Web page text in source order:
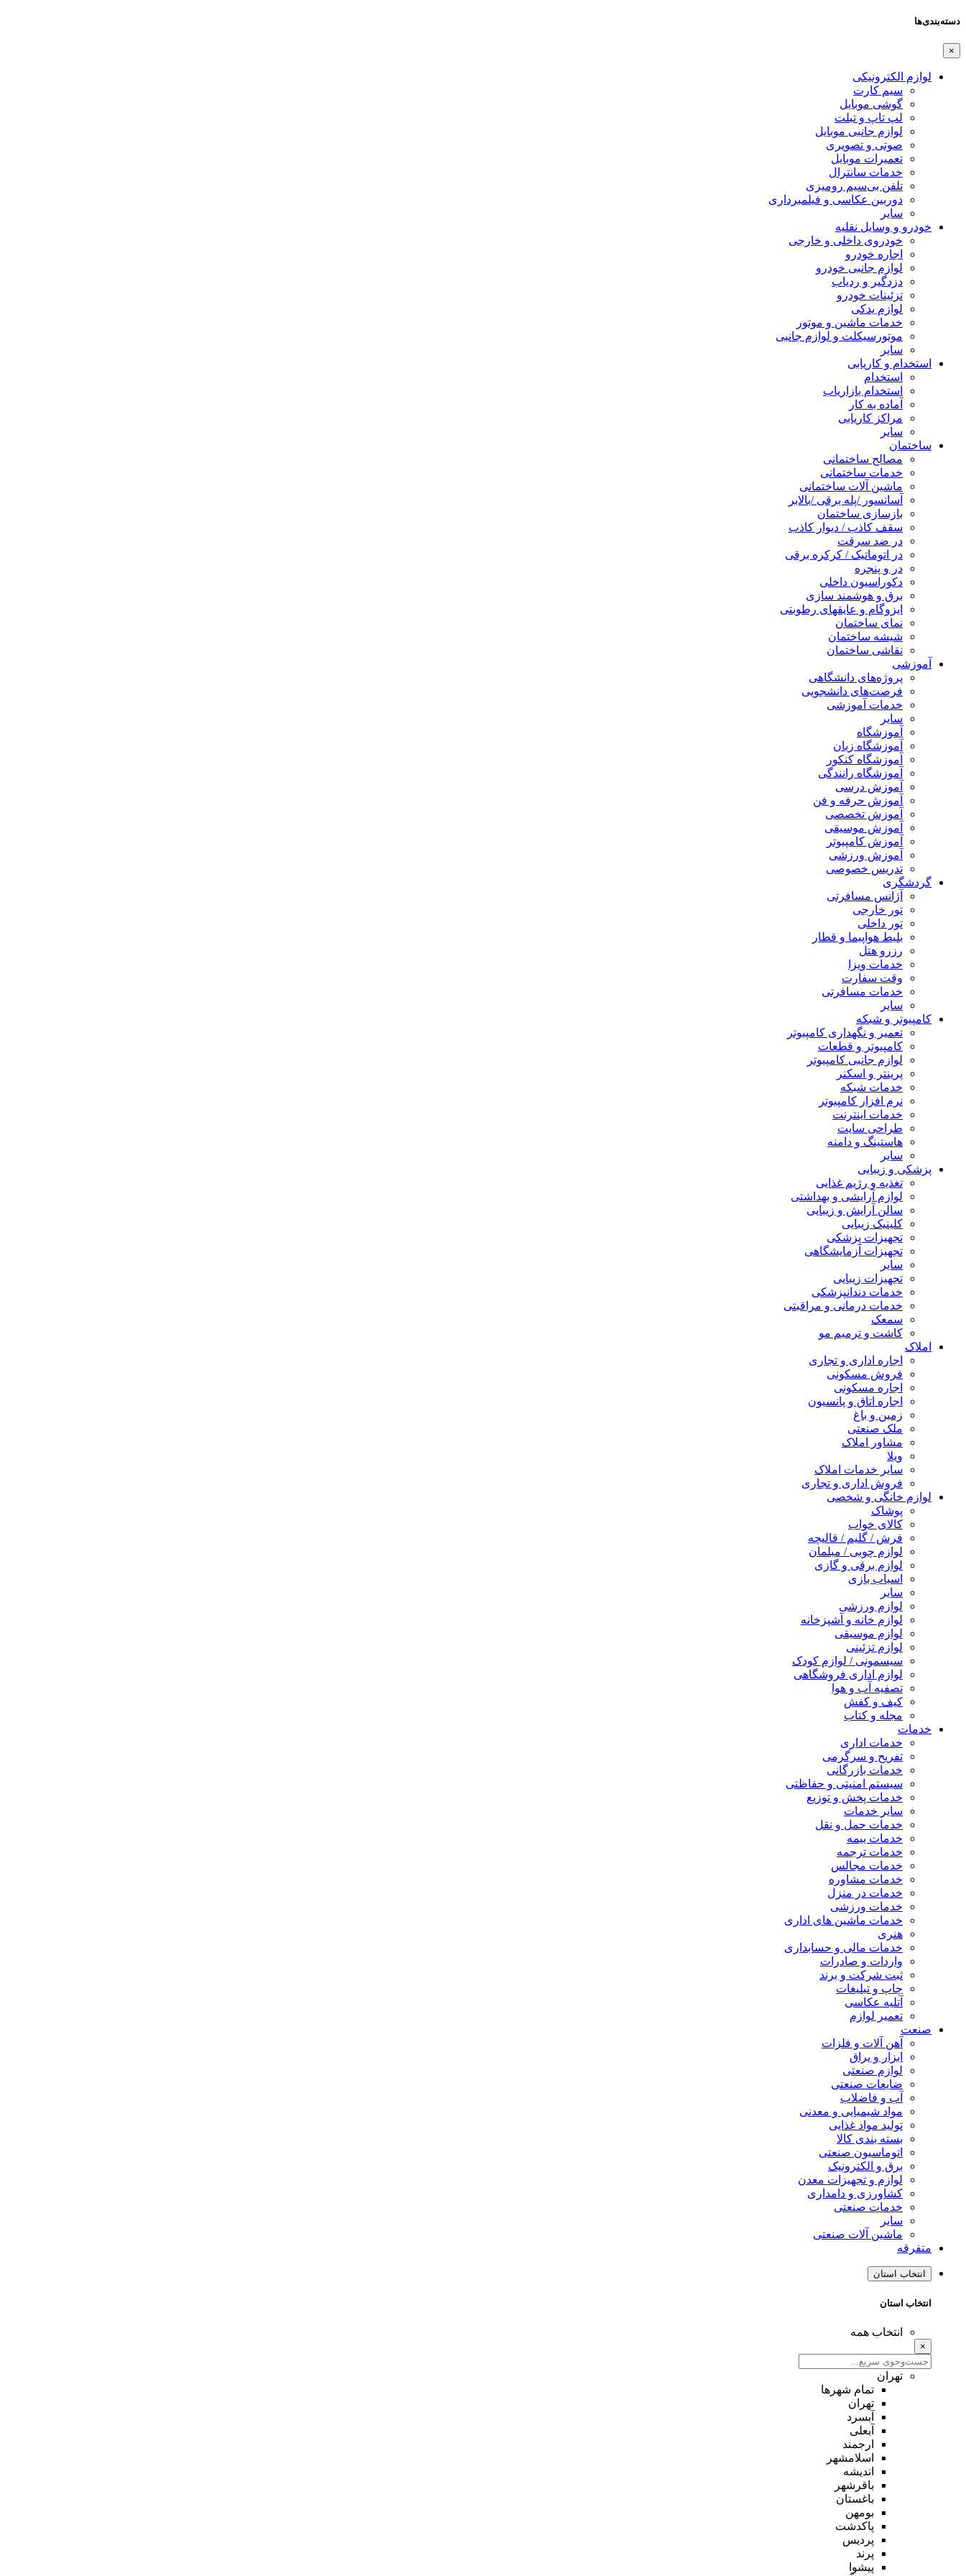
دسته‌بندی‌ها
×
لوازم الکترونیکی
سیم کارت
گوشی موبایل
لپ تاپ و تبلت
لوازم جانبی موبایل
صوتی و تصویری
تعمیرات موبایل
خدمات سانترال
تلفن بی‌سیم رومیزی
دوربین عکاسی و فیلمبرداری
سایر
خودرو و وسایل نقلیه
خودروی داخلی و خارجی
اجاره خودرو
لوازم جانبی خودرو
دزدگیر و ردیاب
تزئینات خودرو
لوازم یدکی
خدمات ماشین و موتور
موتورسیکلت و لوازم جانبی
سایر
استخدام و کاریابی
استخدام
استخدام بازاریاب
آماده به کار
مراکز کاریابی
سایر
ساختمان
مصالح ساختمانی
خدمات ساختمانی
ماشین آلات ساختمانی
آسانسور /پله برقی /بالابر
بازسازی ساختمان
سقف کاذب / دیوار کاذب
در ضد سرقت
در اتوماتیک / کرکره برقی
در و پنجره
دکوراسیون داخلی
برق و هوشمند سازی
ایزوگام و عایقهای رطوبتی
نمای ساختمان
شیشه ساختمان
نقاشی ساختمان
آموزشی
پروژه‌های دانشگاهی
فرصت‌های دانشجویی
خدمات آموزشی
سایر
آموزشگاه
آموزشگاه زبان
آموزشگاه کنکور
آموزشگاه رانندگی
آموزش درسی
آموزش حرفه و فن
آموزش تخصصی
آموزش موسیقی
آموزش کامپیوتر
آموزش ورزشی
تدریس خصوصی
گردشگری
آژانس مسافرتی
تور خارجی
تور داخلی
بلیط هواپیما و قطار
رزرو هتل
خدمات ویزا
وقت سفارت
خدمات مسافرتی
سایر
کامپیوتر و شبکه
تعمیر و نگهداری کامپیوتر
کامپیوتر و قطعات
لوازم جانبی کامپیوتر
پرینتر و اسکنر
خدمات شبکه
نرم افزار کامپیوتر
خدمات اینترنت
طراحی سایت
هاستینگ و دامنه
سایر
پزشکی و زیبایی
تغذیه و رژیم غذایی
لوازم آرایشی و بهداشتی
سالن آرایش و زیبایی
کلینیک زیبایی
تجهیزات پزشکی
تجهیزات آزمایشگاهی
سایر
تجهیزات زیبایی
خدمات دندانپزشکی
خدمات درمانی و مراقبتی
سمعک
کاشت و ترمیم مو
املاک
اجاره اداری و تجاری
فروش مسکونی
اجاره مسکونی
اجاره اتاق و پانسیون
زمین و باغ
ملک صنعتی
مشاور املاک
ویلا
سایر خدمات املاک
فروش اداری و تجاری
لوازم خانگی و شخصی
پوشاک
کالای خواب
فرش / گلیم / قالیچه
لوازم چوبی / مبلمان
لوازم برقی و گازی
اسباب بازی
سایر
لوازم ورزشی
لوازم خانه و آشپزخانه
لوازم موسیقی
لوازم تزئینی
سیسمونی / لوازم کودک
لوازم اداری فروشگاهی
تصفیه آب و هوا
کیف و کفش
مجله و کتاب
خدمات
خدمات اداری
تفریح و سرگرمی
خدمات بازرگانی
سیستم امنیتی و حفاظتی
خدمات پخش و توزیع
سایر خدمات
خدمات حمل و نقل
خدمات بیمه
خدمات ترجمه
خدمات مجالس
خدمات مشاوره
خدمات در منزل
خدمات ورزشی
خدمات ماشین های اداری
هنری
خدمات مالی و حسابداری
واردات و صادرات
ثبت شرکت و برند
چاپ و تبلیغات
آتلیه عکاسی
تعمیر لوازم
صنعت
آهن آلات و فلزات
ابزار و یراق
لوازم صنعتی
ضایعات صنعتی
آب و فاضلاب
مواد شیمیایی و معدنی
تولید مواد غذایی
بسته بندی کالا
اتوماسیون صنعتی
برق و الکترونیک
لوازم و تجهیزات معدن
کشاورزی و دامداری
خدمات صنعتی
سایر
ماشین آلات صنعتی
متفرقه
انتخاب استان
انتخاب استان
انتخاب همه
×
تهران
تمام شهر‌ها
تهران
آبسرد
آبعلی
ارجمند
اسلامشهر
اندیشه
باقرشهر
باغستان
بومهن
پاکدشت
پردیس
پرند
پیشوا